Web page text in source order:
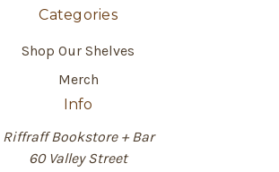
Categories
Shop Our Shelves
Merch
Info
Riffraff Bookstore + Bar
60 Valley Street